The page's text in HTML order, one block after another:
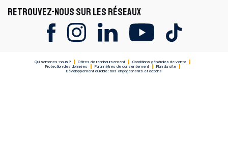
RETROUVEZ-NOUS SUR LES RÉSEAUX
Qui sommes-nous ? Offres de remboursement
Conditions générales de vente
Protection des données
Paramètres de consentement
Plan du site
Développement durable : nos engagements et actions